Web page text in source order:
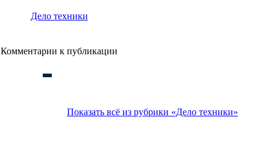
Дело техники
Комментарии к публикации
Показать всё из рубрики «Дело техники»